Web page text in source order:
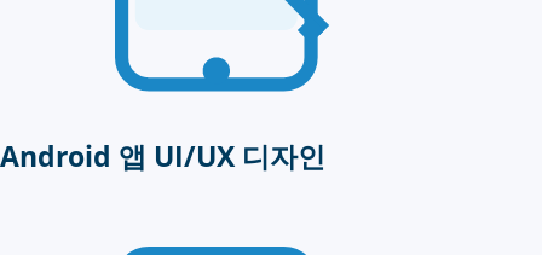
Android 앱 UI/UX 디자인